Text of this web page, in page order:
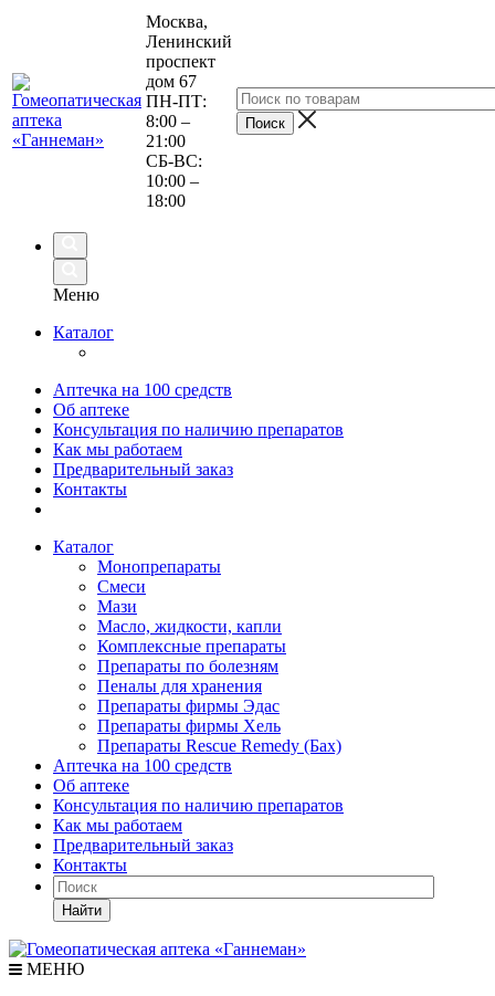
Москва,
Ленинский
проспект
дом 67
ПН-ПТ:
8:00 –
21:00
СБ-ВС:
10:00 –
18:00
Меню
Каталог
Аптечка на 100 средств
Об аптеке
Консультация по наличию препаратов
Как мы работаем
Предварительный заказ
Контакты
Каталог
Монопрепараты
Смеси
Мази
Масло, жидкости, капли
Комплексные препараты
Препараты по болезням
Пеналы для хранения
Препараты фирмы Эдас
Препараты фирмы Хель
Препараты Rescue Remedy (Бах)
Аптечка на 100 средств
Об аптеке
Консультация по наличию препаратов
Как мы работаем
Предварительный заказ
Контакты
Найти
МЕНЮ